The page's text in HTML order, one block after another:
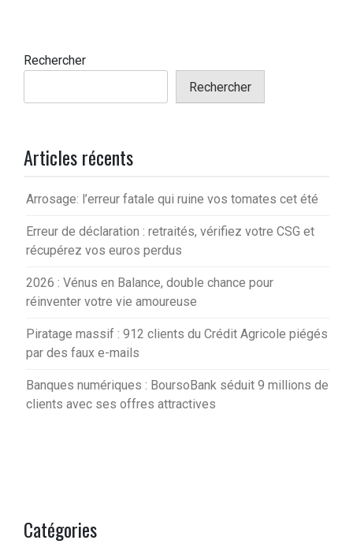
Rechercher
Rechercher
Articles récents
Arrosage: l’erreur fatale qui ruine vos tomates cet été
Erreur de déclaration : retraités, vérifiez votre CSG et
récupérez vos euros perdus
2026 : Vénus en Balance, double chance pour
réinventer votre vie amoureuse
Piratage massif : 912 clients du Crédit Agricole piégés
par des faux e-mails
Banques numériques : BoursoBank séduit 9 millions de
clients avec ses offres attractives
Catégories